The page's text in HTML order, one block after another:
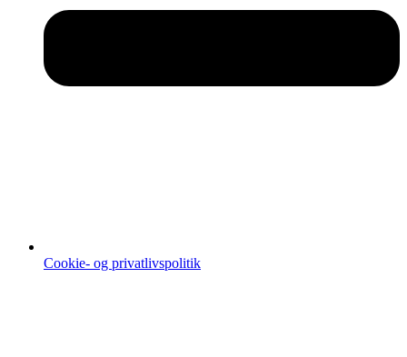
Cookie- og privatlivspolitik